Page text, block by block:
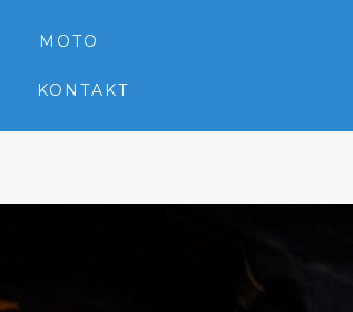
MOTO
KONTAKT